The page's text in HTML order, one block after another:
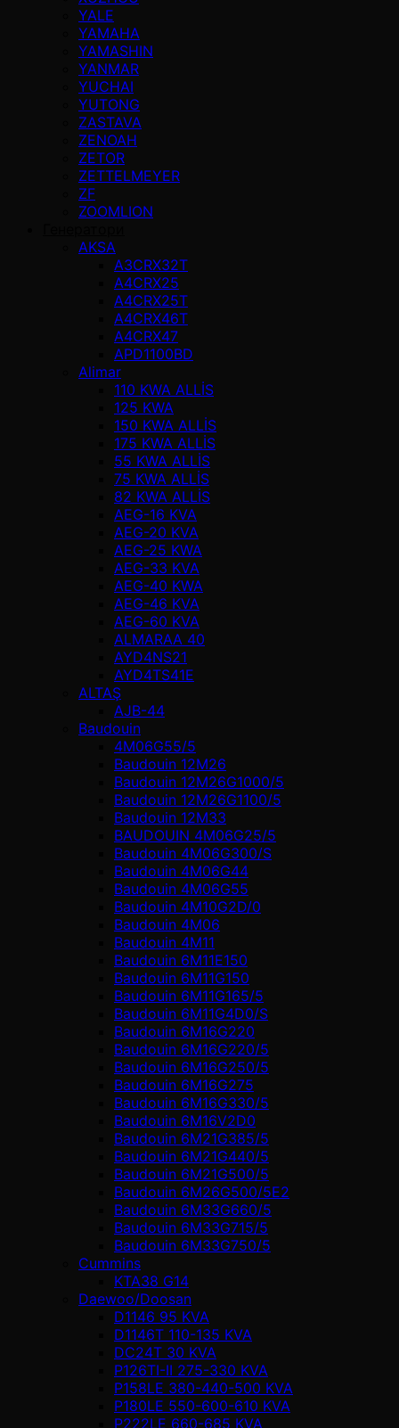
YALE
YAMAHA
YAMASHIN
YANMAR
YUCHAI
YUTONG
ZASTAVA
ZENOAH
ZETOR
ZETTELMEYER
ZF
ZOOMLION
AKSA
A3CRX32T
A4CRX25
A4CRX25T
A4CRX46T
A4CRX47
APD1100BD
Alimar
110 KWA ALLİS
125 KWA
150 KWA ALLİS
175 KWA ALLİS
55 KWA ALLİS
75 KWA ALLİS
82 KWA ALLİS
AEG-16 KVA
AEG-20 KVA
AEG-25 KWA
AEG-33 KVA
AEG-40 KWA
AEG-46 KVA
AEG-60 KVA
ALMARAA 40
AYD4NS21
AYD4TS41E
ALTAŞ
AJB-44
Baudouin
4M06G55/5
Baudouin 12M26
Baudouin 12M26G1000/5
Baudouin 12M26G1100/5
Baudouin 12M33
BAUDOUIN 4M06G25/5
Baudouin 4M06G300/S
Baudouin 4M06G44
Baudouin 4M06G55
Baudouin 4M10G2D/0
Baudouin 4М06
Baudouin 4М11
Baudouin 6M11E150
Baudouin 6M11G150
Baudouin 6M11G165/5
Baudouin 6M11G4D0/S
Baudouin 6M16G220
Baudouin 6M16G220/5
Baudouin 6M16G250/5
Baudouin 6M16G275
Baudouin 6M16G330/5
Baudouin 6M16V2D0
Baudouin 6M21G385/5
Baudouin 6M21G440/5
Baudouin 6M21G500/5
Baudouin 6M26G500/5E2
Baudouin 6M33G660/5
Baudouin 6M33G715/5
Baudouin 6M33G750/5
Cummins
KTA38 G14
Daewoo/Doosan
D1146 95 KVA
D1146T 110-135 KVA
DC24T 30 KVA
P126TI-II 275-330 KVA
P158LE 380-440-500 KVA
P180LE 550-600-610 KVA
P222LE 660-685 KVA